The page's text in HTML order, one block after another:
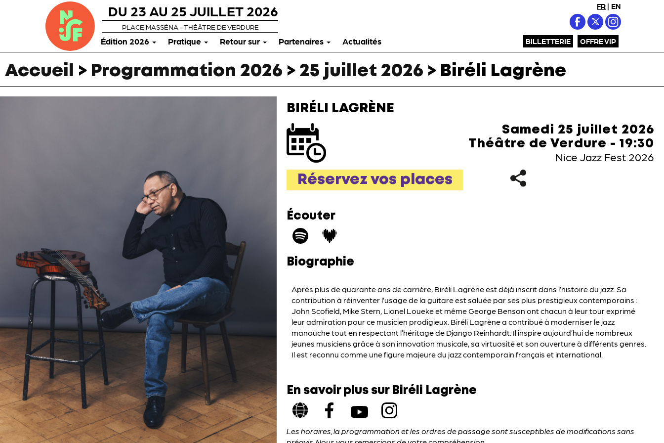
FR | EN
BILLETTERIE OFFRE VIP
DU 23 AU 25 JUILLET 2026
PLACE MASSÉNA - THÉÂTRE DE VERDURE
Édition 2026 Pratique Retour sur Partenaires Actualités
Accueil > Programmation 2026 > 25 juillet 2026 > Biréli Lagrène
BIRÉLI LAGRÈNE
Samedi 25 juillet 2026
Théâtre de Verdure - 19:30
Nice Jazz Fest 2026
Réservez vos places
Écouter
Biographie
Après plus de quarante ans de carrière, Biréli Lagrène est déjà inscrit dans l’histoire du jazz. Sa
contribution à réinventer l’usage de la guitare est saluée par ses plus prestigieux contemporains :
John Scofield, Mike Stern, Lionel Loueke et même George Benson ont chacun à leur tour exprimé
leur admiration pour ce musicien prodigieux. Biréli Lagrène a contribué à moderniser le jazz
manouche tout en respectant l’héritage de Django Reinhardt. Il inspire aujourd’hui de nombreux
jeunes musiciens grâce à son innovation musicale, sa virtuosité et son ouverture à différents genres.
Il est reconnu comme une figure majeure du jazz contemporain français et international.
En savoir plus sur Biréli Lagrène
Les horaires, la programmation et les ordres de passage sont susceptibles de modifications sans